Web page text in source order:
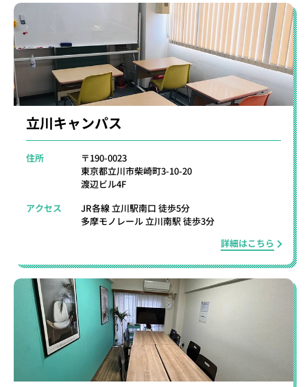
立川キャンパス
住所
〒190-0023
東京都立川市柴崎町3-10-20
渡辺ビル4F
アクセス
JR各線 立川駅南口 徒歩5分
多摩モノレール 立川南駅 徒歩3分
詳細はこちら